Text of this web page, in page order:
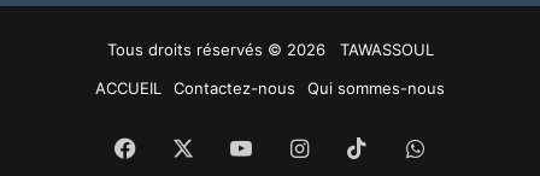
Tous droits réservés © 2026 TAWASSOUL
ACCUEIL
Contactez-nous Qui sommes-nous
Facebook YouTubeInstagram
TikTokWhatsApp